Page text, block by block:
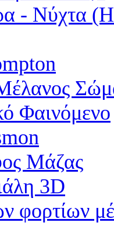
- Νύχτα
Φαινόμενο
Μάζας
3D
φορτίων